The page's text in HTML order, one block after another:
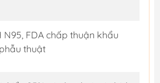
N95, FDA chấp thuận khẩu
thuật